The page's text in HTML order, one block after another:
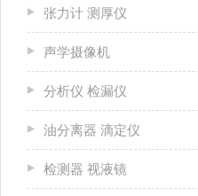
张力计 测厚仪
声学摄像机
分析仪 检漏仪
油分离器 滴定仪
检测器 视液镜